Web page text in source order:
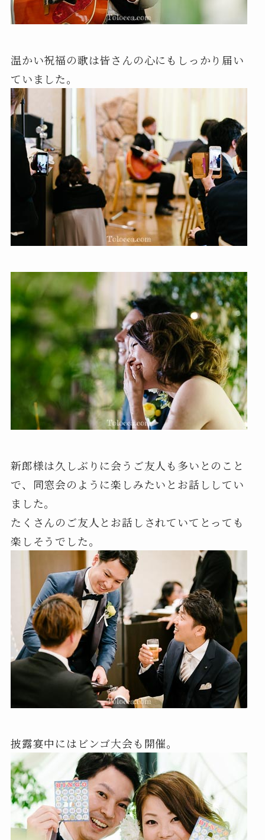
温かい祝福の歌は皆さんの心にもしっかり届い
ていました。
新郎様は久しぶりに会うご友人も多いとのこと
で、同窓会のように楽しみたいとお話ししてい
ました。
たくさんのご友人とお話しされていてとっても
楽しそうでした。
披露宴中にはビンゴ大会も開催。